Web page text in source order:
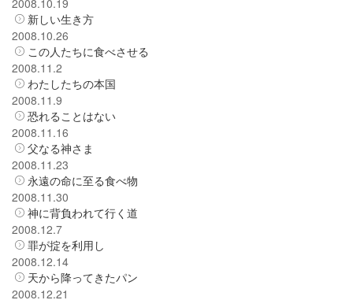
新しい生き方
2008.10.26
この人たちに食べさせる
2008.11.2
わたしたちの本国
2008.11.9
恐れることはない
2008.11.16
父なる神さま
2008.11.23
永遠の命に至る食べ物
2008.11.30
神に背負われて行く道
2008.12.7
罪が掟を利用し
2008.12.14
天から降ってきたパン
2008.12.21